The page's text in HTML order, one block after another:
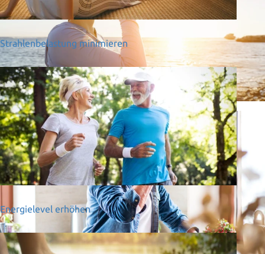
Strahlenbelastung minimieren
Energielevel erhöhen